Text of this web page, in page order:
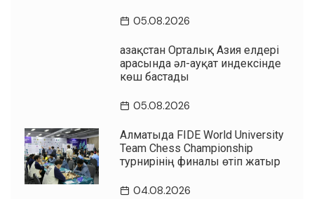
05.08.2026
Қазақстан Орталық Азия елдері
арасында әл-ауқат индексінде
көш бастады
05.08.2026
Алматыда FIDE World University
Team Chess Championship
турнирінің финалы өтіп жатыр
04.08.2026